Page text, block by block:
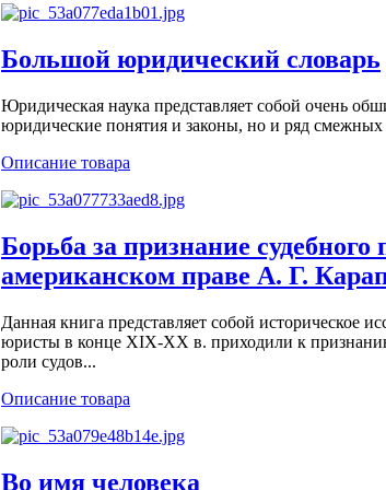
Большой юридический словарь
Юридическая наука представляет собой очень
юридические понятия и законы, но и ряд
Описание товара
Борьба за признание
американском праве А. Г.
Данная книга представляет собой историческое
юристы в конце XIX-XX в. приходили к
роли судов...
Описание товара
Во имя человека